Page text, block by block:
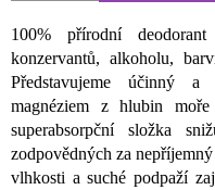
100% přírodní
konzervantů, alkoholu,
Představujeme účinný
magnéziem z hlubin
superabsorpční složka
zodpovědných za
vlhkosti a suché podpaží